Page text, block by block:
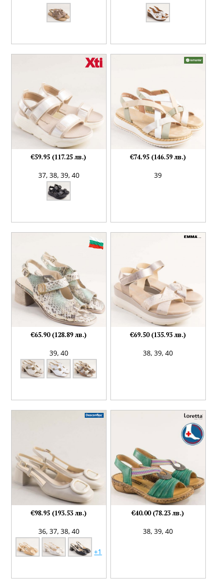
37, 38, 39, 40
€59.95 (117.25 лв.)
39
€74.95 (146.59 лв.)
39, 40
€65.90 (128.89 лв.)
38,39,40
€69.50 (135.93 лв.)
36, 37, 38, 40
+1
€98.95 (193.53 лв.)
38,39,40
€40.00 (78.23 лв.)